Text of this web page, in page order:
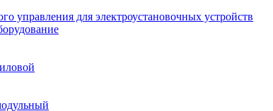
управления для электроустановочных устройств